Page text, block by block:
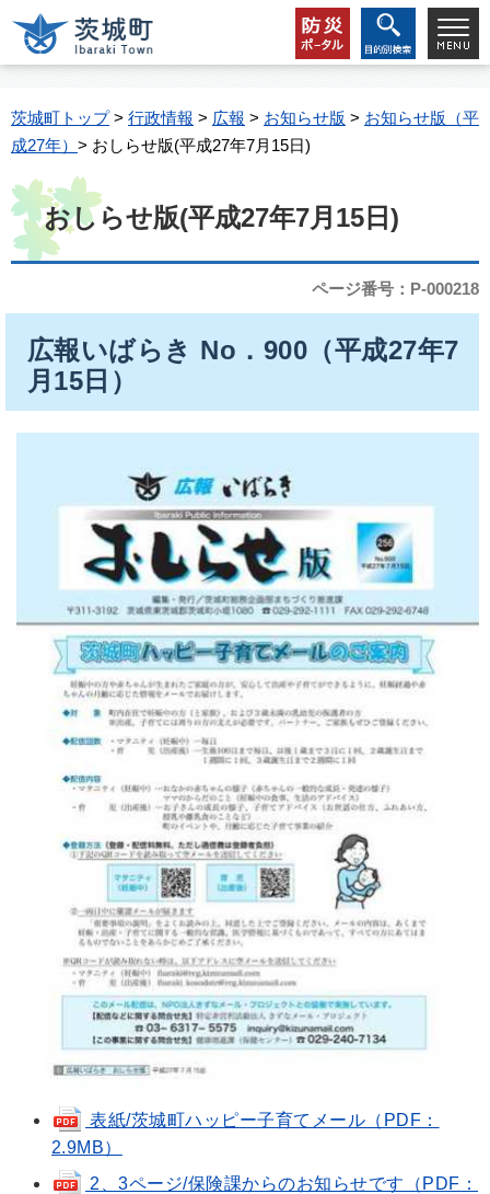
茨城町トップ> 行政情報 > 広報 > お知らせ版 > お知らせ版（平
成27年） > おしらせ版(平成27年7月15日)
おしらせ版(平成27年7月15日)
ページ番号：P-000218
広報いばらき No．900（平成27年7
月15日）
表紙/茨城町ハッピー子育てメール（PDF：
2.9MB）
2、3ページ/保険課からのお知らせです（PDF：